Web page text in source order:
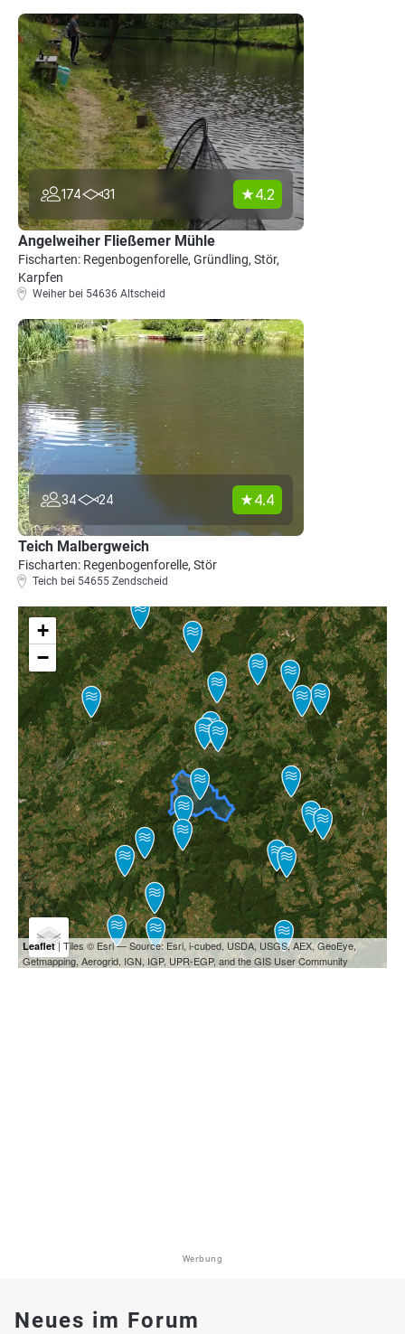
174 31 4.2
Angelweiher Fließemer Mühle
Fischarten: Regenbogenforelle, Gründling, Stör,
Karpfen
Weiher bei 54636 Altscheid
34 24 4.4
Teich Malbergweich
Fischarten: Regenbogenforelle, Stör
Teich bei 54655 Zendscheid
+
−
Leaflet| Tiles © Esri — Source: Esri, i-cubed, USDA, USGS, AEX, GeoEye,
Getmapping, Aerogrid, IGN, IGP, UPR-EGP, and the GIS User Community
Werbung
Neues im Forum